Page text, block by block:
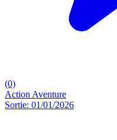
(0)
Action Aventure
Sortie: 01/01/2026